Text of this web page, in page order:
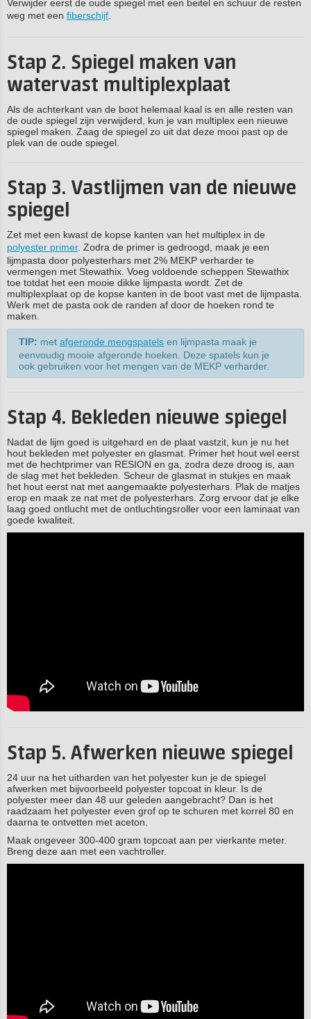
Verwijder eerst de oude spiegel met een beitel en schuur de resten
weg met een fiberschijf
Stap 2. Spiegel maken van
watervast multiplexplaat
Als de achterkant van de boot helemaal kaal is en alle resten van
de oude spiegel zijn verwijderd, kun je van multiplex een nieuwe
spiegel maken. Zaag de spiegel zo uit dat deze mooi past op de
plek van de oude spiegel.
Stap 3. Vastlijmen van de nieuwe
spiegel
Zet met een kwast de kopse kanten van het multiplex in de
polyester primer. Zodra de primer is gedroogd, maak je een
lijmpasta door polyesterhars met 2% MEKP verharder te
vermengen met Stewathix. Voeg voldoende scheppen Stewathix
toe totdat het een mooie dikke lijmpasta wordt. Zet de
multiplexplaat op de kopse kanten in de boot vast met de lijmpasta.
Werk met de pasta ook de randen af door de hoeken rond te
maken.
TIP: met afgeronde mengspatels en lijmpasta maak je
eenvoudig mooie afgeronde hoeken. Deze spatels kun je
ook gebruiken voor het mengen van de MEKP verharder.
Stap 4. Bekleden nieuwe spiegel
Nadat de lijm goed is uitgehard en de plaat vastzit, kun je nu het
hout bekleden met polyester en glasmat. Primer het hout wel eerst
met de hechtprimer van RESION en ga, zodra deze droog is, aan
de slag met het bekleden. Scheur de glasmat in stukjes en maak
het hout eerst nat met aangemaakte polyesterhars. Plak de matjes
erop en maak ze nat met de polyesterhars. Zorg ervoor dat je elke
laag goed ontlucht met de ontluchtingsroller voor een laminaat van
goede kwaliteit.
Stap 5. Afwerken nieuwe spiegel
24 uur na het uitharden van het polyester kun je de spiegel
afwerken met bijvoorbeeld polyester topcoat in kleur. Is de
polyester meer dan 48 uur geleden aangebracht? Dan is het
raadzaam het polyester even grof op te schuren met korrel 80 en
daarna te ontvetten met aceton.
Maak ongeveer 300-400 gram topcoat aan per vierkante meter.
Breng deze aan met een vachtroller.